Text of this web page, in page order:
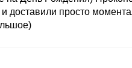
доставили просто